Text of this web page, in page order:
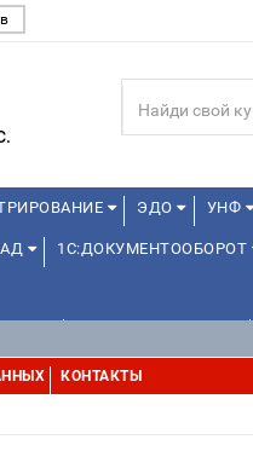
ЭДО УНФ
1С:ДОКУМЕНТООБОРОТ
6 ЧАСОВ ОТ 12 ЛЕТ
КОНТАКТЫ